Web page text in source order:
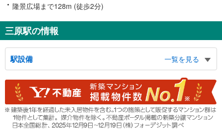
隆景広場まで128m (徒歩2分)
三原駅の情報
駅設備
一覧を見る
※段差なしでの移動経路
（○：有り △：要駅員設備 ×：無し）
地上⇔改札⇔ホーム：○
エレベータ
［新幹線］